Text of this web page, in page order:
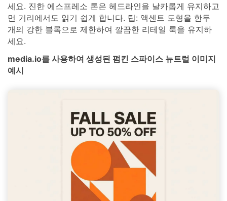
세요. 진한 에스프레소 톤은 헤드라인을 날카롭게 유지하고
먼 거리에서도 읽기 쉽게 합니다. 팁: 액센트 도형을 한두
개의 강한 블록으로 제한하여 깔끔한 리테일 룩을 유지하
세요.
media.io를 사용하여 생성된 펌킨 스파이스 뉴트럴 이미지
예시